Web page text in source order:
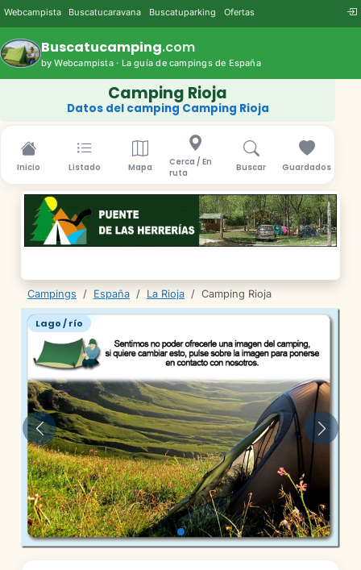
Webcampista Buscatucaravana Buscatuparking Ofertas
Buscatucamping.com
by Webcampista · La guía de campings de España
Camping Rioja
Datos del camping Camping Rioja
Inicio Listado Mapa
Cerca / En
ruta
Buscar Guardados
Campings / España / La Rioja / Camping Rioja
Lago / río
Anterior